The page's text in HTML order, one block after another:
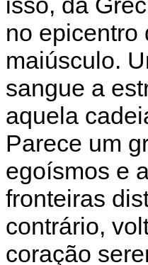
no epicentro
maiúsculo.
sangue a
aquela
Parece um
egoísmos e
fronteiras
contrário,
coração